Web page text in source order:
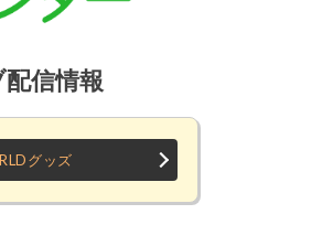
配信情報
グッズ